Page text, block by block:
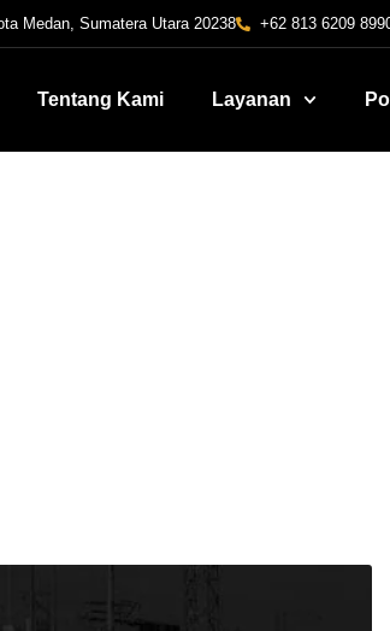
Medan, Sumatera Utara 20238 +62 813 6209
Tentang Kami Layanan